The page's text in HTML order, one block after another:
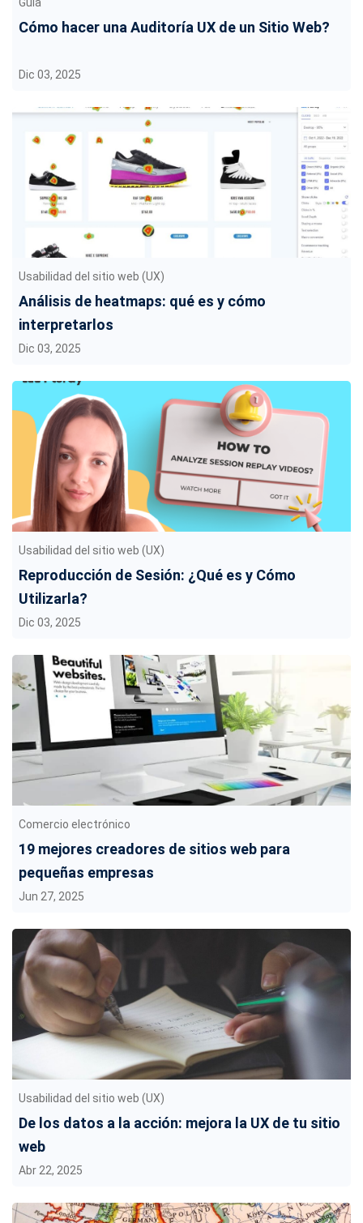
Cómo hacer una Auditoría UX de un Sitio Web?
Dic 03, 2025
Usabilidad del sitio web (UX)
Análisis de heatmaps: qué es y cómo
interpretarlos
Dic 03, 2025
Usabilidad del sitio web (UX)
Reproducción de Sesión: ¿Qué es y Cómo
Utilizarla?
Dic 03, 2025
Comercio electrónico
19 mejores creadores de sitios web para
pequeñas empresas
Jun 27, 2025
Usabilidad del sitio web (UX)
De los datos a la acción: mejora la UX de tu sitio
web
Abr 22, 2025